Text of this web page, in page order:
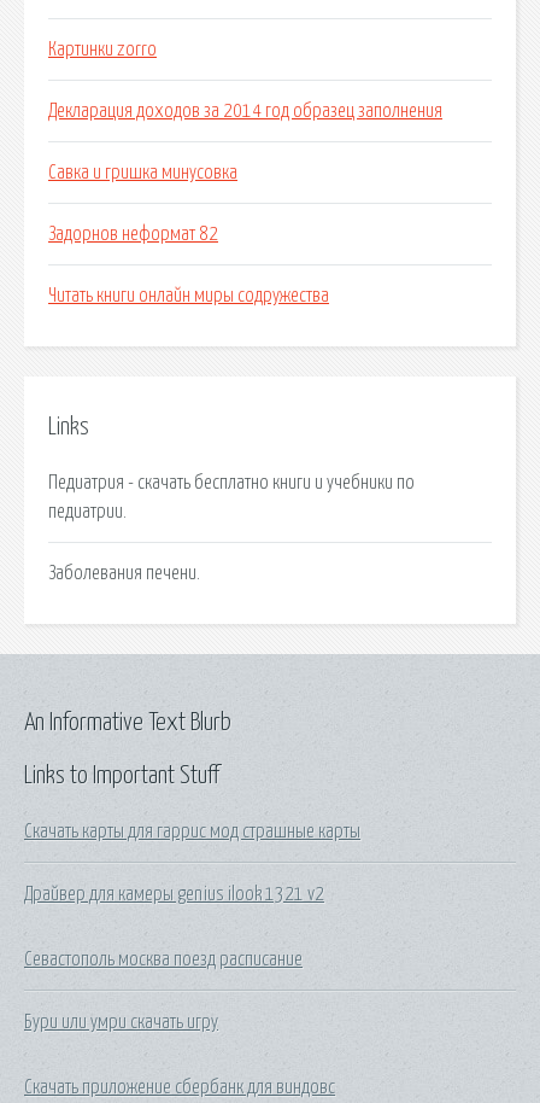
Картинки zorro
Декларация доходов за 2014 год образец заполнения
Савка и гришка минусовка
Задорнов неформат 82
Читать книги онлайн миры содружества
Links
Педиатрия - cкачать бесплатно книги и учебники по
педиатрии.
Заболевания печени.
Links to Important Stuff
Скачать карты для гаррис мод страшные карты
Драйвер для камеры genius ilook 1321 v2
Севастополь москва поезд расписание
Бури или умри скачать игру
Скачать приложение сбербанк для виндовс
An Informative Text Blurb